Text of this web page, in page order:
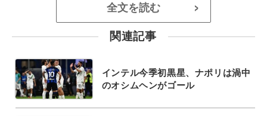
全文を読む >
関連記事
インテル今季初黒星、ナポリは渦中
のオシムヘンがゴール